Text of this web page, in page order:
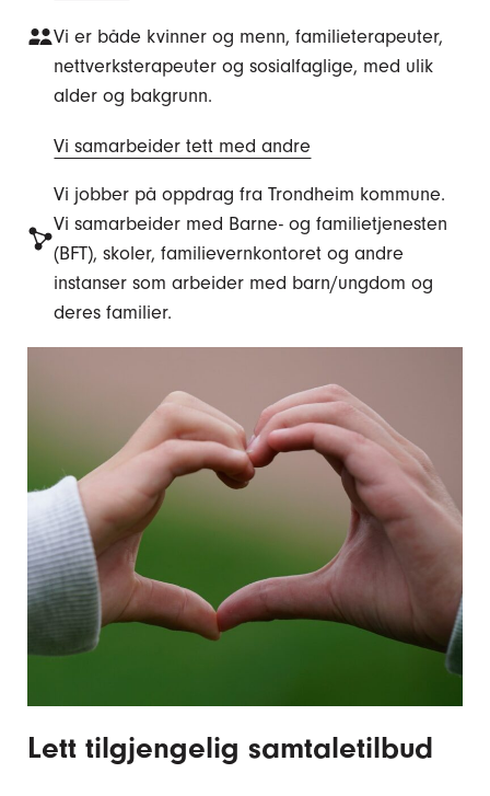
Vi er både kvinner og menn, familieterapeuter,
nettverksterapeuter og sosialfaglige, med ulik
alder og bakgrunn.
Vi samarbeider tett med andre
Vi jobber på oppdrag fra Trondheim kommune.
Vi samarbeider med Barne- og familietjenesten
(BFT), skoler, familievernkontoret og andre
instanser som arbeider med barn/ungdom og
deres familier.
Lett tilgjengelig samtaletilbud